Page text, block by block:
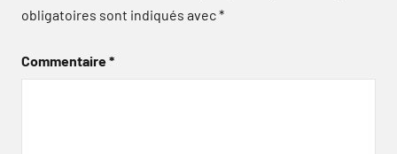
obligatoires sont indiqués avec*
Commentaire*